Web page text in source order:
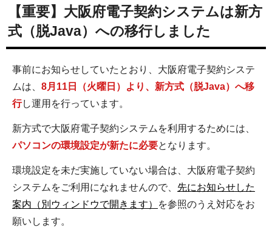
【重要】大阪府電子契約システムは新方
式（脱Java）への移行しました
事前にお知らせしていたとおり、大阪府電子契約システ
ムは、 8月11日（火曜日）より、新方式（脱Java）へ移
行し運用を行っています。
新方式で大阪府電子契約システムを利用するためには、
パソコンの環境設定が新たに必要となります。
環境設定を未だ実施していない場合は、大阪府電子契約
システムをご利用になれませんので、 先にお知らせした
案内（別ウィンドウで開きます）
を参照のうえ対応をお
願いします。